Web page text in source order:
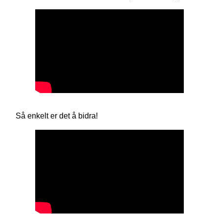
Så enkelt er det å bidra!